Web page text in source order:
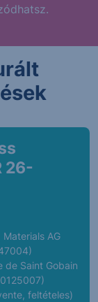
26-
AG
de Saint Gobain
feltételes)